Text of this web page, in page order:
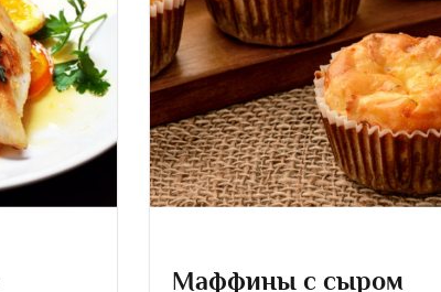
Маффины с сыром